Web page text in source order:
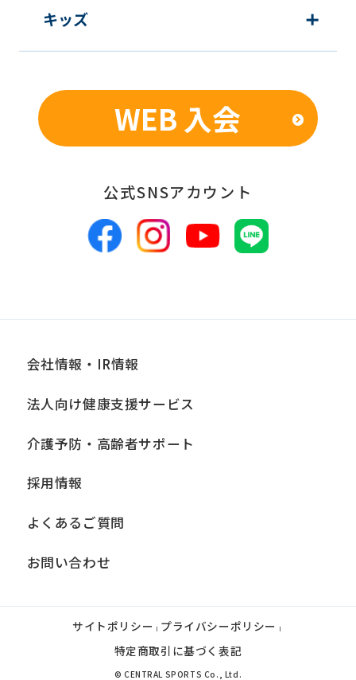
キッズ
WEB 入会
公式SNSアカウント
会社情報・IR情報
法人向け健康支援サービス
介護予防・高齢者サポート
採用情報
よくあるご質問
お問い合わせ
サイトポリシー | プライバシーポリシー |
特定商取引に基づく表記
© CENTRAL SPORTS Co., Ltd.